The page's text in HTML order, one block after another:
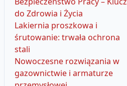
do Zdrowia i Życia
Lakiernia proszkowa i
śrutowanie: trwała ochrona
stali
Nowoczesne rozwiązania w
gazownictwie i armaturze